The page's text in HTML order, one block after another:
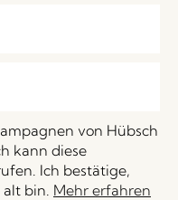
von Hübsch
kann diese
Ich bestätige,
bin. Mehr erfahren